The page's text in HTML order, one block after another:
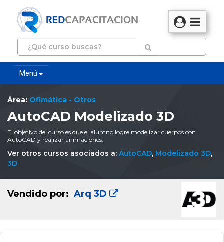
Menú
Área: Ofimática - Otros
AutoCAD Modelizado 3D
El objetivo del curso es que el alumno logre modelizar cuerpos con
AutoCAD y realizar animaciones.
Ver otros cursos asociados a: AutoCAD, Modelizado 3D,
3D
Vendido por: Arq 3D